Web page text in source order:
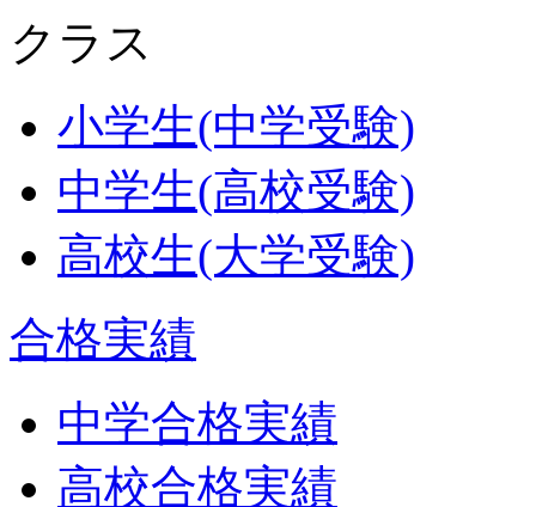
クラス
小学生(中学受験)
中学生(高校受験)
高校生(大学受験)
合格実績
中学合格実績
高校合格実績